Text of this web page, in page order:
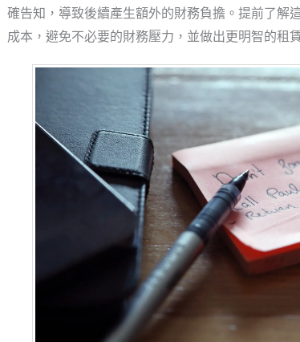
確告知，導致後續產生額外的財務負擔。提前了解
成本，避免不必要的財務壓力，並做出更明智的租